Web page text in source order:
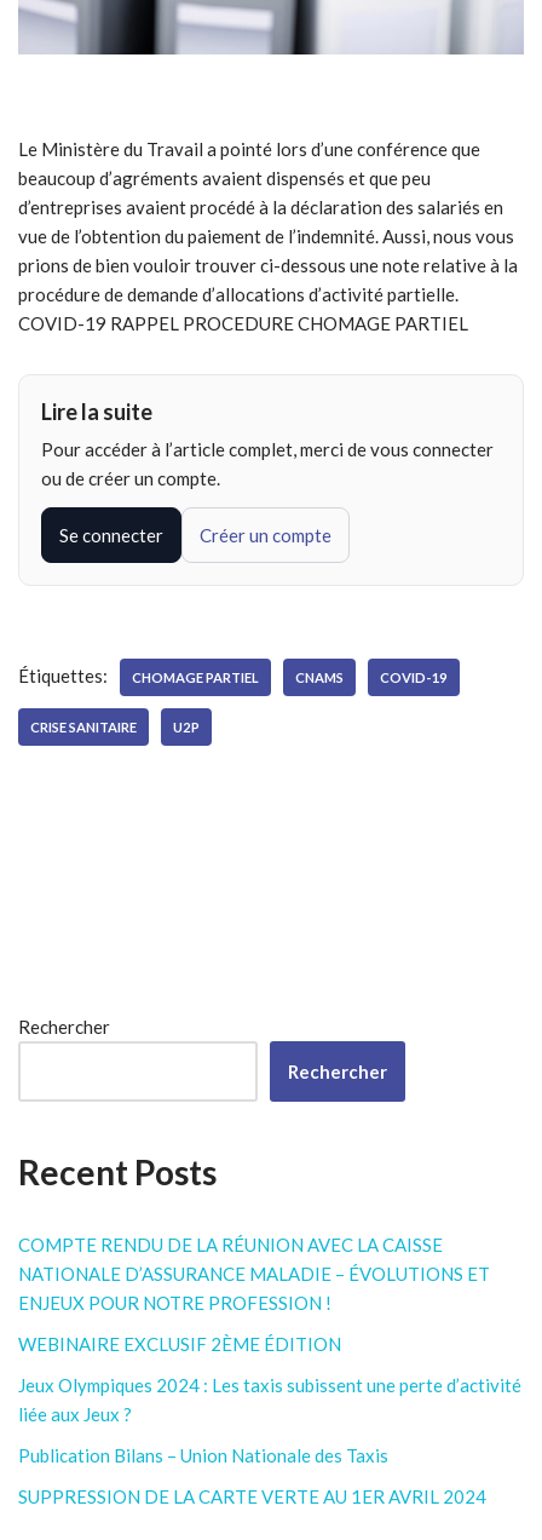
Le Ministère du Travail a pointé lors d’une conférence que
beaucoup d’agréments avaient dispensés et que peu
d’entreprises avaient procédé à la déclaration des salariés en
vue de l’obtention du paiement de l’indemnité. Aussi, nous vous
prions de bien vouloir trouver ci-dessous une note relative à la
procédure de demande d’allocations d’activité partielle.
COVID-19 RAPPEL PROCEDURE CHOMAGE PARTIEL
Lire la suite
Pour accéder à l’article complet, merci de vous connecter
ou de créer un compte.
Se connecter Créer un compte
Étiquettes: CHOMAGE PARTIEL CNAMS COVID-19
CRISE SANITAIRE U2P
Rechercher
Rechercher
Recent Posts
COMPTE RENDU DE LA RÉUNION AVEC LA CAISSE
NATIONALE D’ASSURANCE MALADIE – ÉVOLUTIONS ET
ENJEUX POUR NOTRE PROFESSION !
WEBINAIRE EXCLUSIF 2ÈME ÉDITION
Jeux Olympiques 2024 : Les taxis subissent une perte d’activité
liée aux Jeux ?
Publication Bilans – Union Nationale des Taxis
SUPPRESSION DE LA CARTE VERTE AU 1ER AVRIL 2024